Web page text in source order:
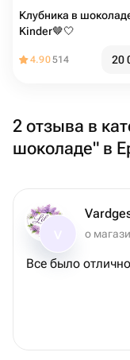
Клубника в
Kinder🤎🤍
4.90514 20
2 отзыва в
шоколаде" в
о
Все было